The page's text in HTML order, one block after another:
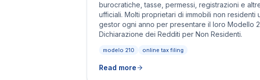
burocratiche, tasse, permessi, registrazioni e
ufficiali. Molti proprietari di immobili non residenti
gestor ogni anno per presentare il loro Modello
Dichiarazione dei Redditi per Non Residenti.
modelo 210 online tax filing
Read more